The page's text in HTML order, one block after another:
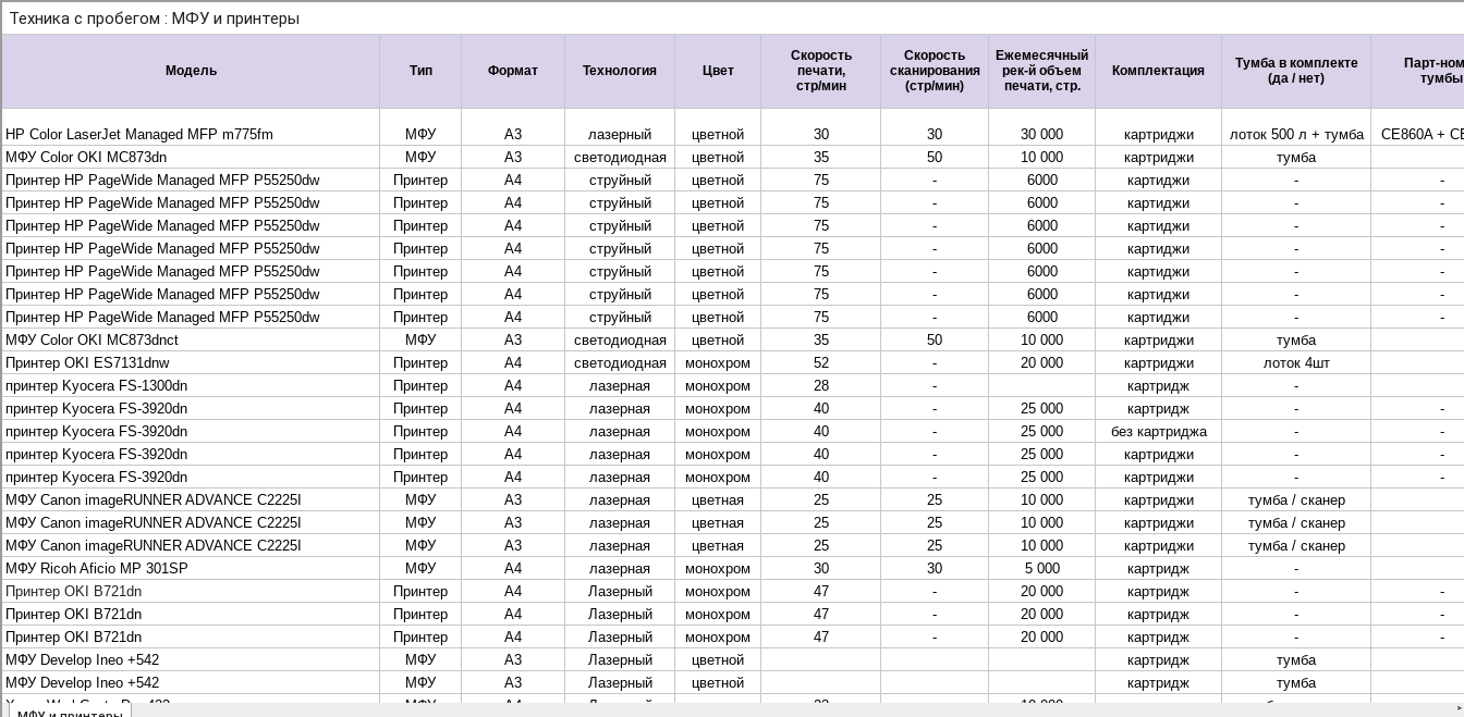
+7 495 925-88-95
info@lekom.ru
Рассчитать и заказать
Рассчитать и заказать
О компании
История Леком
Производители
Леком
Pantum
UTINET
G&G
ГК “Катюша”
Высокопроизводительные копиры DEVELOP
МФУ, копиры и принтеры KYOCERA
Принтеры и МФУ и факсы Brother
Плоттеры и МФУ Oce
Плоттеры и МФУ Oce
Цифровые системы Oce VarioPrint DP Line
МФУ, сканеры, плоттеры и принтеры Canon
Плоттеры Canon
Принтеры и МФУ Canon
Сканеры Canon
Распродажа картриджей Canon
МФУ, сканеры, плоттеры и принтеры HP